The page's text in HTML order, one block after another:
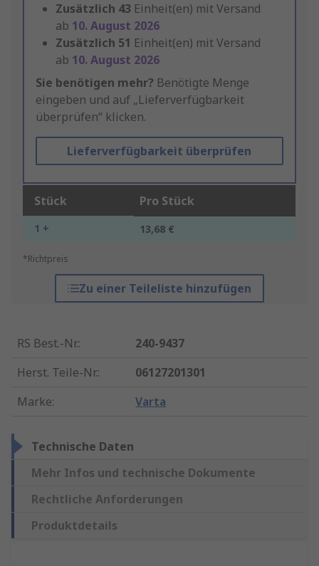
Zusätzlich 43 Einheit(en) mit Versand
ab 10. August 2026
Zusätzlich 51 Einheit(en) mit Versand
ab 10. August 2026
Sie benötigen mehr? Benötigte Menge
eingeben und auf „Lieferverfügbarkeit
überprüfen“ klicken.
Lieferverfügbarkeit überprüfen
Stück Pro Stück
1 + 13,68 €
*Richtpreis
Zu einer Teileliste hinzufügen
RS Best.-Nr.:
240-9437
Herst. Teile-Nr.:
06127201301
Marke: Varta
Technische Daten
Mehr Infos und technische Dokumente
Rechtliche Anforderungen
Produktdetails